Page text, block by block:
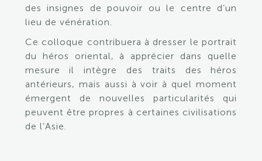
des insignes de pouvoir ou le centre d’un
lieu de vénération.
Ce colloque contribuera à dresser le portrait
du héros oriental, à apprécier dans quelle
mesure il intègre des traits des héros
antérieurs, mais aussi à voir à quel moment
émergent de nouvelles particularités qui
peuvent être propres à certaines civilisations
de l’Asie.